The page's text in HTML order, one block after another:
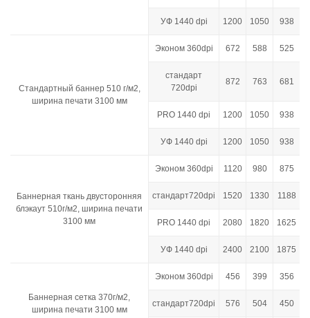
УФ 1440 dpi 1200 1050 938
Стандартный баннер 510 г/м2,
ширина печати 3100 мм
Эконом 360dpi 672 588 525
стандарт
720dpi
872 763 681
PRO 1440 dpi 1200 1050 938
УФ 1440 dpi 1200 1050 938
Баннерная ткань двусторонняя
блэкаут 510г/м2, ширина печати
3100 мм
Эконом 360dpi 1120 980 875
стандарт720dpi 1520 1330 1188
PRO 1440 dpi 2080 1820 1625
УФ 1440 dpi 2400 2100 1875
Баннерная сетка 370г/м2,
ширина печати 3100 мм
Эконом 360dpi 456 399 356
стандарт720dpi 576 504 450